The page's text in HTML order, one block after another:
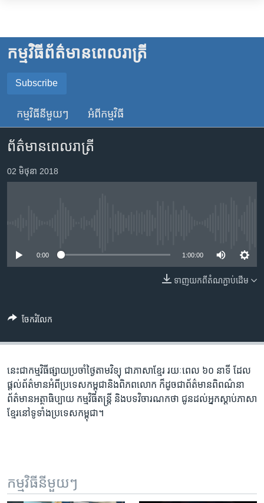
គេហទំព័រ​
ទាក់ទង
រំលង​
ទំព័រ​
ព័ត៌មាន​​
តែ​
ម្តង
រចនា
ចូល​
ស្វែង​
អន្តរជាតិ
ចិន
ហេឡូវីអូអេ
ព្រឹត្តិការណ៍ព័ត៌មាន
ទូរទស្សន៍ / វីដេអូ​
កម្មវិធី​ព័ត៌មាន​ពេលរាត្រី
Subscribe
SUBSCRIBE
YouTube Music
កម្មវិធី​នីមួយៗ អំពី​កម្មវិធី​
ព័ត៌មានពេលរាត្រី
02 មិថុនា 2018
0:00 1:00:00
ទាញ​យក​ពី​តំណភ្ជាប់​ដើម
ចែករំលែក
នេះ​ជា​កម្ម​វិធី​ផ្សាយ​ប្រចាំ​ថ្ងៃ​តាម​វិទ្យុ ​ជាភាសា​ខ្មែរ​ រយៈ​ពេល​ ៦០​ នាទី ដែល​
ផ្តល់​ព័ត៌មាន​អំពី​ប្រទេស​កម្ពុជា​និង​ពិភព​លោក ​ក៏ដូច​ជា​ព័ត៌មាន​ពិពណ៌នា
ព័ត៌មាន​អត្ថាធិប្បាយ​ កម្ម​វិធី​តន្ត្រី ​និង​បទ​វិចារណកថា​ ជូន​ដល់​អ្នក​ស្តាប់​ភាសា​
ខ្មែរ​នៅ​ទូទាំង​ប្រទេស​កម្ពុជា។
កម្មវិធី​នីមួយៗ